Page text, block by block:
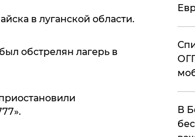
в луганской области.
обстрелян лагерь в
В